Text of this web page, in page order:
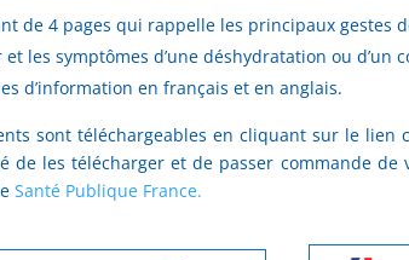
de 4 pages qui rappelle les principaux gestes
et les symptômes d’une déshydratation ou d’un
d’information en français et en anglais.
sont téléchargeables en cliquant sur le lien
de les télécharger et de passer commande de
Santé Publique France.